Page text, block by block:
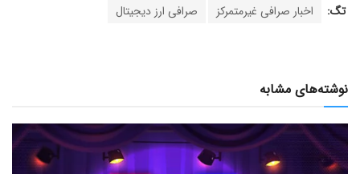
تگ: اخبار صرافی غیرمتمرکز صرافی ارز دیجیتال
نوشته‌های مشابه